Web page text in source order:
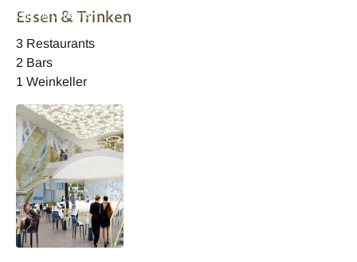
City of Dreams
Essen & Trinken
3 Restaurants
2 Bars
1 Weinkeller